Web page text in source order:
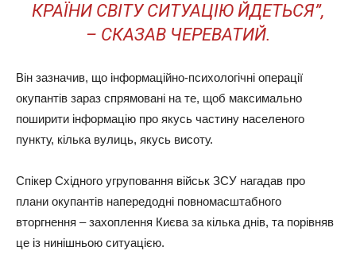
КРАЇНИ СВІТУ СИТУАЦІЮ ЙДЕТЬСЯ”,
– СКАЗАВ ЧЕРЕВАТИЙ.
Він зазначив, що інформаційно-психологічні операції
окупантів зараз спрямовані на те, щоб максимально
поширити інформацію про якусь частину населеного
пункту, кілька вулиць, якусь висоту.
Спікер Східного угруповання військ ЗСУ нагадав про
плани окупантів напередодні повномасштабного
вторгнення – захоплення Києва за кілька днів, та порівняв
це із нинішньою ситуацією.